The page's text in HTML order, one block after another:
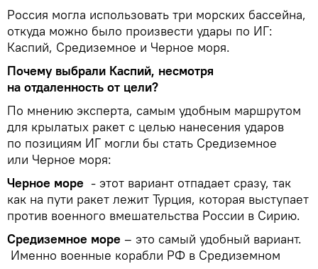
Россия могла использовать три морских бассейна,
откуда можно было произвести удары по ИГ:
Каспий, Средиземное и Черное моря.
Почему выбрали Каспий, несмотря
на отдаленность от цели?
По мнению эксперта, самым удобным маршрутом
для крылатых ракет с целью нанесения ударов
по позициям ИГ могли бы стать Средиземное
или Черное моря:
Черное море - этот вариант отпадает сразу, так
как на пути ракет лежит Турция, которая выступает
против военного вмешательства России в Сирию.
Средиземное море – это самый удобный вариант.
Именно военные корабли РФ в Средиземном